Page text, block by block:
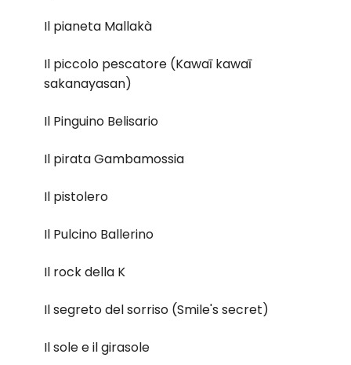
Il pianeta Mallakà
Il piccolo pescatore (Kawaī kawaī
sakanayasan)
Il Pinguino Belisario
Il pirata Gambamossia
Il pistolero
Il Pulcino Ballerino
Il rock della K
Il segreto del sorriso (Smile's secret)
Il sole e il girasole